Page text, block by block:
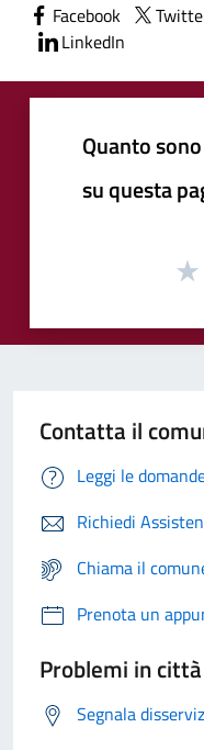
Facebook
LinkedIn
Quanto
su questa
Contatta il
Leggi le
Richiedi
Chiama il
Prenota un
Problemi in città
Segnala